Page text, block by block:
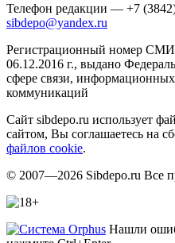
Телефон редакции — +7
sibdepo@yandex.ru
Регистрационный номер
06.12.2016 г., выдано
сфере связи,
коммуникаций
Сайт sibdepo.ru использует
сайтом, Вы соглашаетесь на
файлов cookie.
© 2007—2026 Sibdepo.ru Все
Нашли